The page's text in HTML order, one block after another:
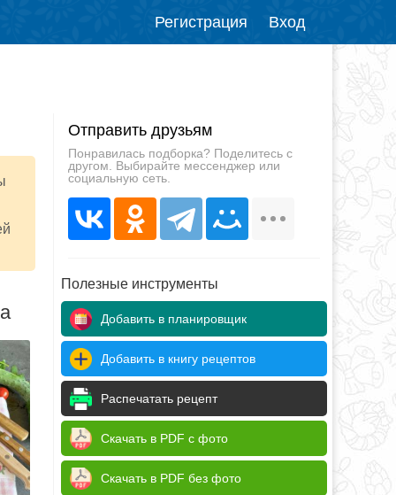
Регистрация Вход
Отправить друзьям
Понравилась подборка? Поделитесь с
другом. Выбирайте мессенджер или
социальную сеть.
Полезные инструменты
Добавить в планировщик
Добавить в книгу рецептов
Распечатать рецепт
Скачать в PDF с фото
Скачать в PDF без фото